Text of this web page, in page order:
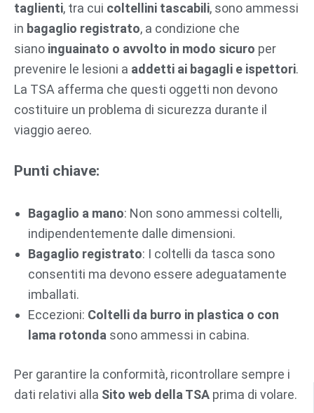
taglienti, tra cui coltellini tascabili, sono ammessi
in bagaglio registrato, a condizione che
siano inguainato o avvolto in modo sicuro per
prevenire le lesioni a addetti ai bagagli e ispettori.
La TSA afferma che questi oggetti non devono
costituire un problema di sicurezza durante il
viaggio aereo.
Punti chiave:
Bagaglio a mano: Non sono ammessi coltelli,
indipendentemente dalle dimensioni.
Bagaglio registrato: I coltelli da tasca sono
consentiti ma devono essere adeguatamente
imballati.
Eccezioni: Coltelli da burro in plastica o con
lama rotonda sono ammessi in cabina.
Per garantire la conformità, ricontrollare sempre i
dati relativi alla Sito web della TSA prima di volare.